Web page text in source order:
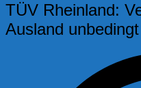
TÜV Rheinland:
Ausland